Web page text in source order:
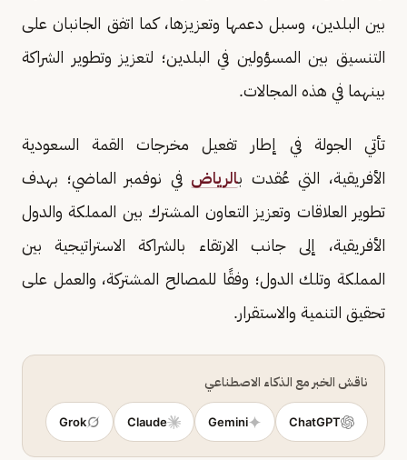
بين البلدين، وسبل دعمها وتعزيزها، كما اتفق الجانبان على
التنسيق بين المسؤولين في البلدين؛ لتعزيز وتطوير الشراكة
بينهما في هذه المجالات.
تأتي الجولة في إطار تفعيل مخرجات القمة السعودية
الأفريقية، التي عُقدت بالرياض في نوفمبر الماضي؛ بهدف
تطوير العلاقات وتعزيز التعاون المشترك بين المملكة والدول
الأفريقية، إلى جانب الارتقاء بالشراكة الاستراتيجية بين
المملكة وتلك الدول؛ وفقًا للمصالح المشتركة، والعمل على
تحقيق التنمية والاستقرار.
ناقش الخبر مع الذكاء الاصطناعي
ChatGPT
Gemini
Claude
Grok